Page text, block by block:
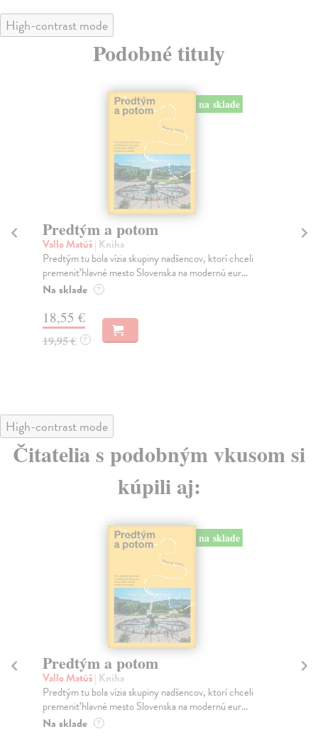
High-contrast mode
Podobné tituly
na sklade
Predtým a potom
Vallo Matúš| Kniha
Predtým tu bola vízia skupiny nadšencov, ktorí chceli
premeniť hlavné mesto Slovenska na modernú eur...
Na sklade ?
18,55 €
19,95 € ?
High-contrast mode
Čitatelia s podobným vkusom si
kúpili aj:
na sklade
Predtým a potom
Vallo Matúš| Kniha
Predtým tu bola vízia skupiny nadšencov, ktorí chceli
premeniť hlavné mesto Slovenska na modernú eur...
Na sklade ?